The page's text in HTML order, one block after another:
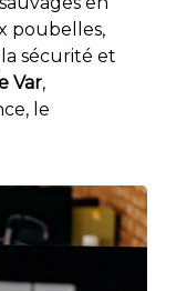
poubelles,
sécurité et
Var,
le